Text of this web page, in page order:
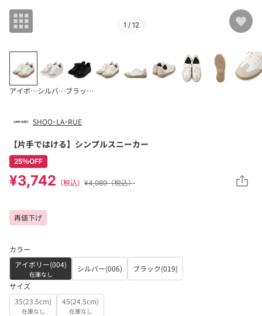
1 / 12
アイボリー(004)シルバー(006)ブラック(019)
SHOO･LA･RUE
【片手ではける】シンプルスニーカー
25％OFF
¥3,742 （税込） ¥4,989（税込）
再値下げ
カラー
アイボリー(004)
在庫なし
シルバー(006)
ブラック(019)
サイズ
35(23.5cm)
在庫なし
45(24.5cm)
在庫なし